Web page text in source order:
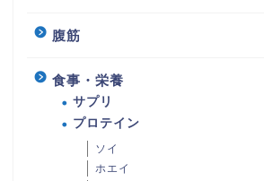
腹筋
食事・栄養
サプリ
プロテイン
ソイ
ホエイ